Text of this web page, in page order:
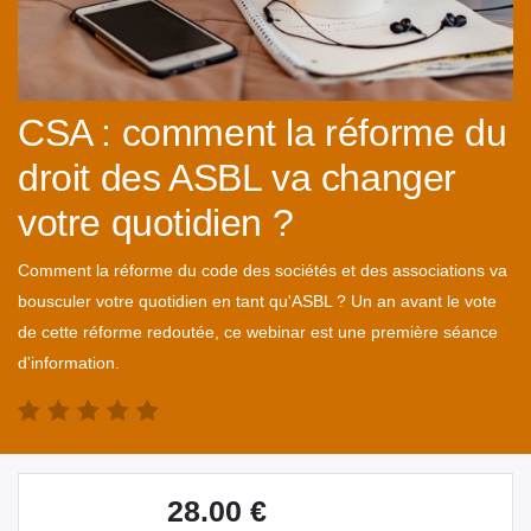
CSA : comment la réforme du
droit des ASBL va changer
votre quotidien ?
Comment la réforme du code des sociétés et des associations va
bousculer votre quotidien en tant qu'ASBL ? Un an avant le vote
de cette réforme redoutée, ce webinar est une première séance
d'information.
28.00 €